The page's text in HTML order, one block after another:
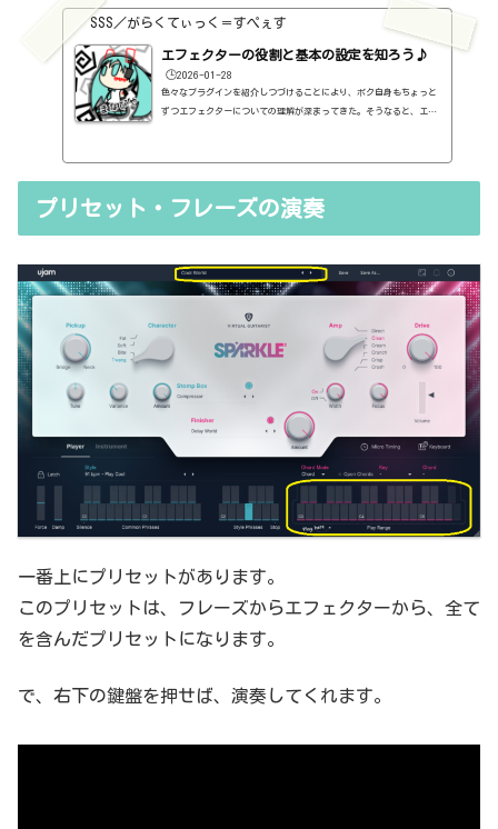
SSS／がらくてぃっく＝すぺぇす
エフェクターの役割と基本の設定を知ろう♪
🕒️2026-01-28
色々なプラグインを紹介しつづけることにより、ボク自身もちょっと
ずつエフェクターについての理解が深まってきた。そうなると、エフ
で基本的なつまみに関する説明を毎回書くのも、それはそれで面倒く
プリセット・フレーズの演奏
一番上にプリセットがあります。
このプリセットは、フレーズからエフェクターから、全て
を含んだプリセットになります。
で、右下の鍵盤を押せば、演奏してくれます。